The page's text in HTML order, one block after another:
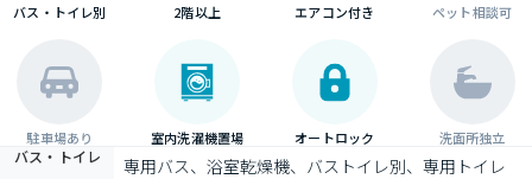
バス・トイレ別 2階以上 エアコン付き ペット相談可
駐車場あり 室内洗濯機置場 オートロック 洗面所独立
バス・トイレ 専用バス、浴室乾燥機、バストイレ別、専用トイレ